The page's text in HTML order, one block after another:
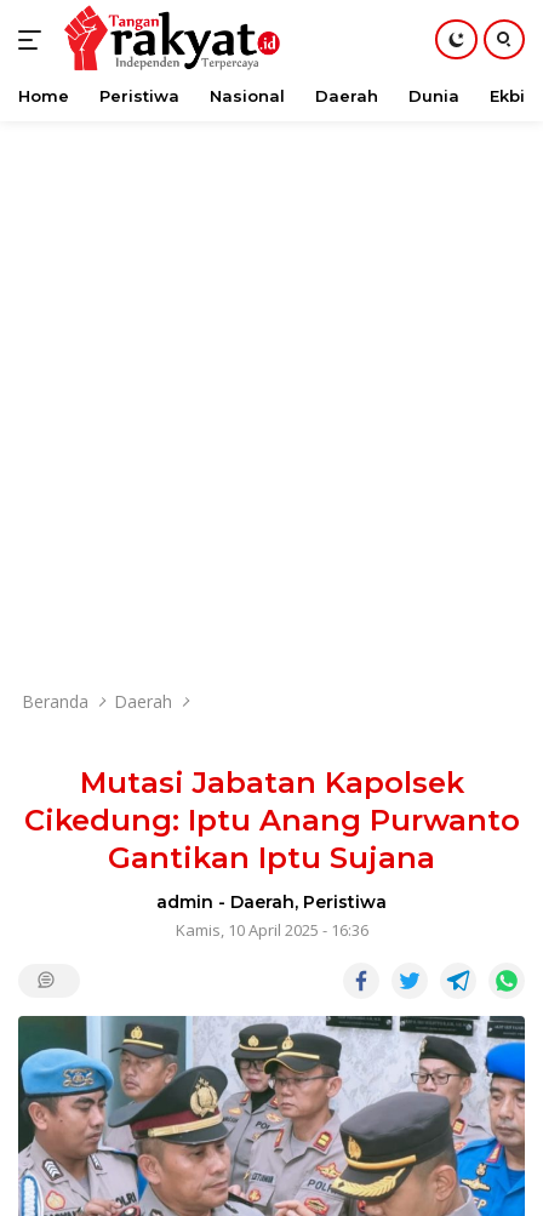
Langsung
Home Peristiwa Nasional Daerah Dunia Ekbis
Beranda Daerah
Mutasi Jabatan Kapolsek
Cikedung: Iptu Anang Purwanto
Gantikan Iptu Sujana
admin - Daerah, Peristiwa
Kamis, 10 April 2025 - 16:36